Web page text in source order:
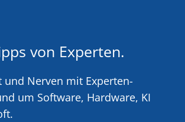
von Experten.
und Nerven mit Experten-
um Software, Hardware, KI